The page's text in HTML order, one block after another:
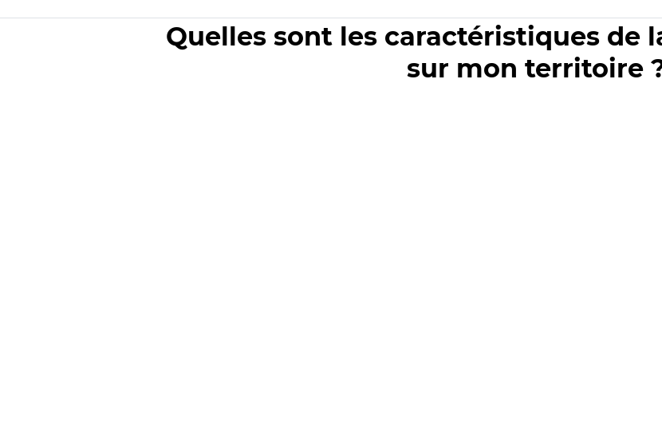
Quelles sont les caractéristiques de
sur mon territoire